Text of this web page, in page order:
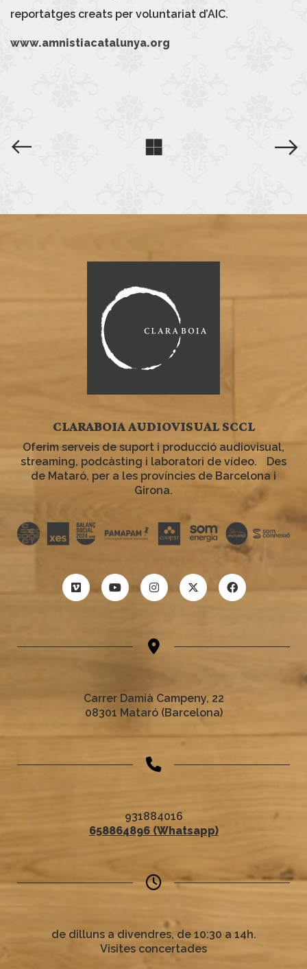
reportatges creats per voluntariat d’AIC.
www.amnistiacatalunya.org
CLARABOIA AUDIOVISUAL SCCL
Oferim serveis de suport i producció audiovisual,
streaming, podcàsting i laboratori de vídeo. Des
de Mataró, per a les províncies de Barcelona i
Girona.
Carrer Damià Campeny, 22
08301 Mataró (Barcelona)
931884016
658864896 (Whatsapp)
de dilluns a divendres, de 10:30 a 14h.
Visites concertades